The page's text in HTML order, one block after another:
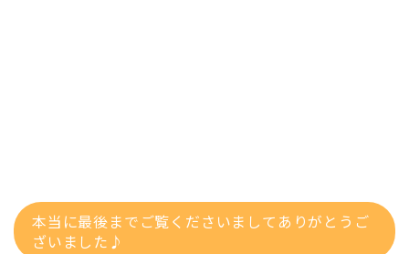
本当に最後までご覧くださいましてありがとうご
ざいました♪